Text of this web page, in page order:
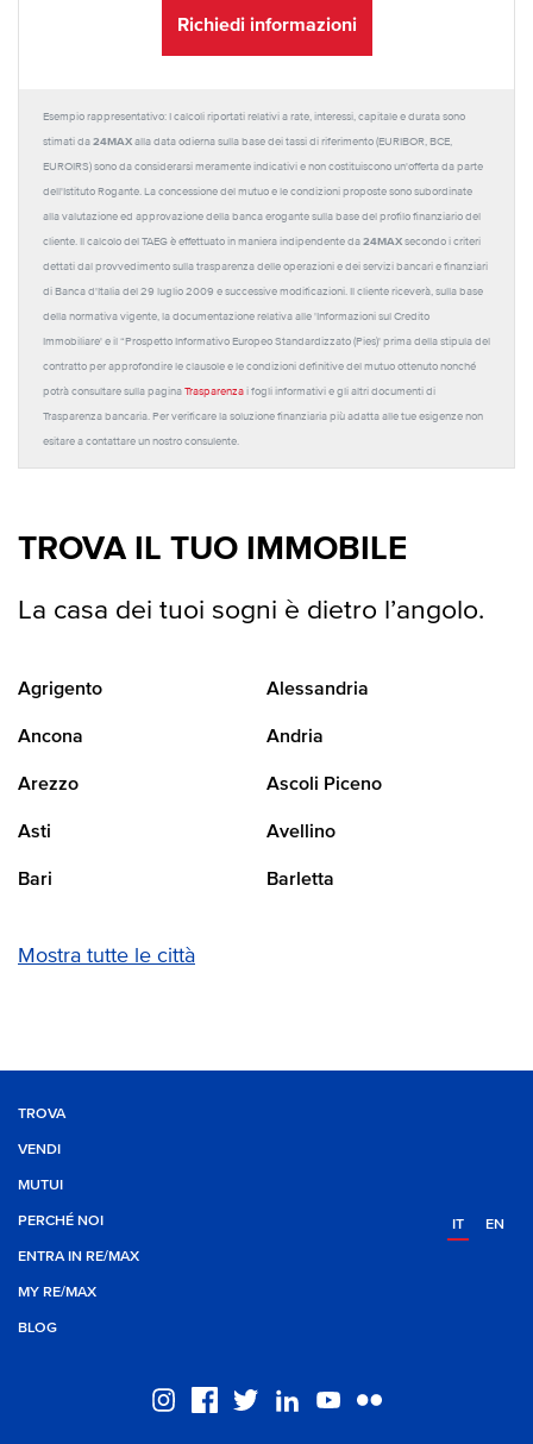
Richiedi informazioni
Esempio rappresentativo: I calcoli riportati relativi a rate, interessi, capitale e durata sono
stimati da 24MAX alla data odierna sulla base dei tassi di riferimento (EURIBOR, BCE,
EUROIRS) sono da considerarsi meramente indicativi e non costituiscono un'offerta da parte
dell'Istituto Rogante. La concessione del mutuo e le condizioni proposte sono subordinate
alla valutazione ed approvazione della banca erogante sulla base del profilo finanziario del
cliente. Il calcolo del TAEG è effettuato in maniera indipendente da 24MAX secondo i criteri
dettati dal provvedimento sulla trasparenza delle operazioni e dei servizi bancari e finanziari
di Banca d'Italia del 29 luglio 2009 e successive modificazioni. Il cliente riceverà, sulla base
della normativa vigente, la documentazione relativa alle 'Informazioni sul Credito
Immobiliare' e il “Prospetto Informativo Europeo Standardizzato (Pies)' prima della stipula del
contratto per approfondire le clausole e le condizioni definitive del mutuo ottenuto nonché
potrà consultare sulla pagina Trasparenza i fogli informativi e gli altri documenti di
Trasparenza bancaria. Per verificare la soluzione finanziaria più adatta alle tue esigenze non
esitare a contattare un nostro consulente.
TROVA IL TUO IMMOBILE
La casa dei tuoi sogni è dietro l’angolo.
Agrigento Alessandria
Ancona Andria
Arezzo Ascoli Piceno
Asti Avellino
Bari Barletta
Mostra tutte le città
TROVA
VENDI
MUTUI
PERCHÉ NOI
ENTRA IN RE/MAX
MY RE/MAX
BLOG
IT EN